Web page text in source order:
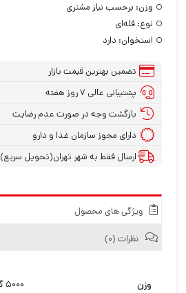
وزن: برحسب نیاز مشتری
نوع: فله‌ای
استخوان: دارد
تضمین بهترین قیمت بازار
پشتیبانی عالی ۷ روز هفته
بازگشت وجه در صورت عدم رضایت
دارای مجوز سازمان غذا و دارو
ارسال فقط به شهر تهران(تحویل سریع)
ویژگی های محصول
نظرات (۰)
وزن ۵۰۰۰ گرم